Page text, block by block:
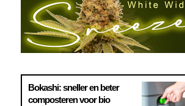
Bokashi: sneller en beter
composteren voor bio